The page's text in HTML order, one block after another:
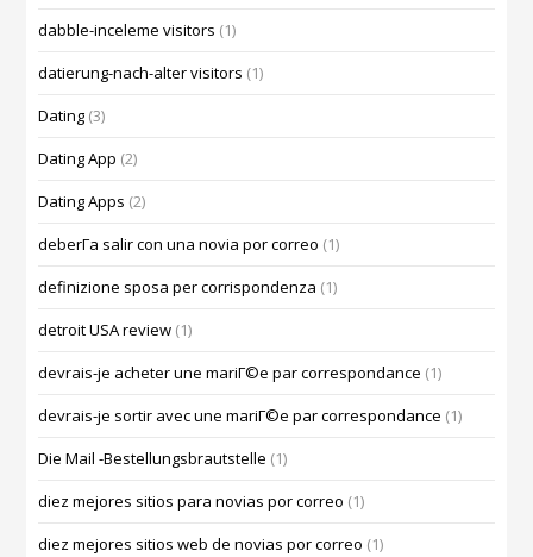
dabble-inceleme visitors (1)
datierung-nach-alter visitors (1)
Dating (3)
Dating App (2)
Dating Apps (2)
deberГ­a salir con una novia por correo (1)
definizione sposa per corrispondenza (1)
detroit USA review (1)
devrais-je acheter une mariГ©e par correspondance (1)
devrais-je sortir avec une mariГ©e par correspondance (1)
Die Mail -Bestellungsbrautstelle (1)
diez mejores sitios para novias por correo (1)
diez mejores sitios web de novias por correo (1)